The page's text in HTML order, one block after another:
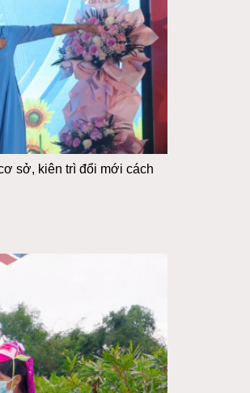
sở, kiên trì đổi mới cách